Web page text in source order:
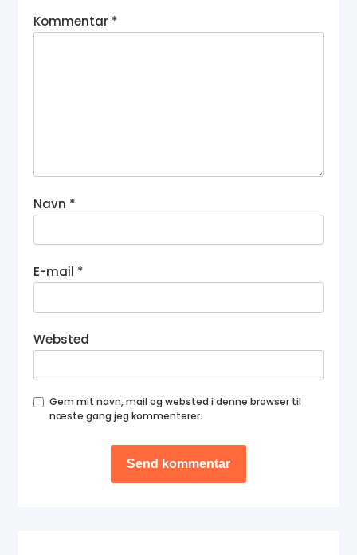
Kommentar *
Navn *
E-mail *
Websted
Gem mit navn, mail og websted i denne browser til
næste gang jeg kommenterer.